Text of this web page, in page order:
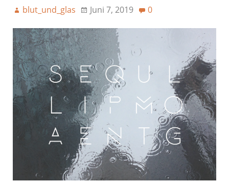
blut_und_glas Juni 7, 2019 0